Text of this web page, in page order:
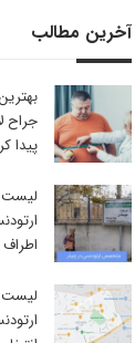
آخرین مطالب
جراح
پیدا